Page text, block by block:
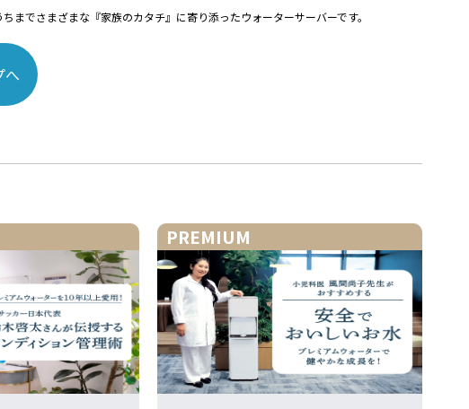
でさまざまな『家族のカタチ』に寄り添ったウォーターサーバーです。
へ
PREMIUM